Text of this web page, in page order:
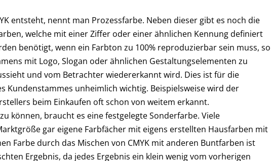
entsteht, nennt man Prozessfarbe. Neben dieser gibt es noch die
welche mit einer Ziffer oder einer ähnlichen Kennung definiert
benötigt, wenn ein Farbton zu 100% reproduzierbar sein muss, so
mit Logo, Slogan oder ähnlichen Gestaltungselementen zu
und vom Betrachter wiedererkannt wird. Dies ist für die
Kundenstammes unheimlich wichtig. Beispielsweise wird der
beim Einkaufen oft schon von weitem erkannt.
können, braucht es eine festgelegte Sonderfarbe. Viele
gar eigene Farbfächer mit eigens erstellten Hausfarben mit
Farbe durch das Mischen von CMYK mit anderen Buntfarben ist
Ergebnis, da jedes Ergebnis ein klein wenig vom vorherigen